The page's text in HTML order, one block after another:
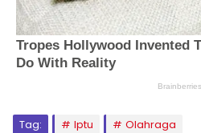
Tag: Iptu Olahraga